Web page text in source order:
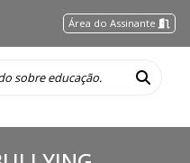
Área do Assinante